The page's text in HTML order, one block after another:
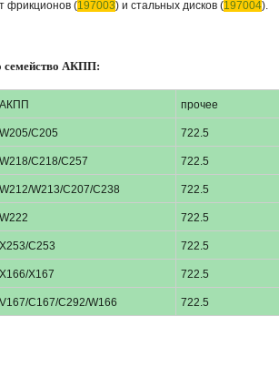
фрикционов (197003) и стальных дисков (197004).
семейство АКПП:
АКПП прочее
W205/C205 722.5
W218/C218/C257 722.5
W212/W213/C207/C238 722.5
W222 722.5
X253/C253 722.5
X166/X167 722.5
V167/C167/C292/W166 722.5